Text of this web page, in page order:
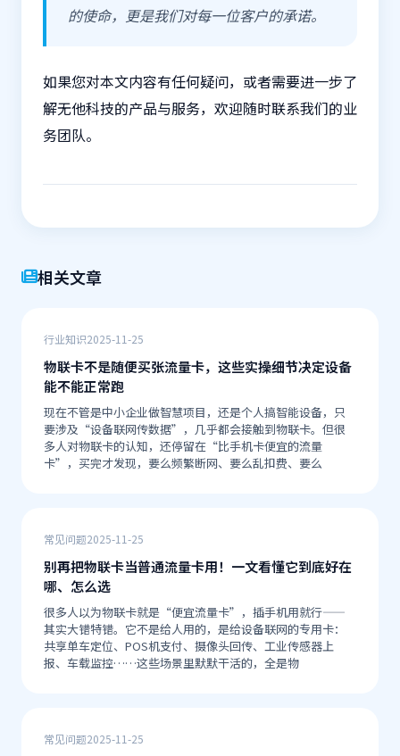
的使命，更是我们对每一位客户的承诺。
如果您对本文内容有任何疑问，或者需要进一步了
解无他科技的产品与服务，欢迎随时联系我们的业
务团队。
相关文章
行业知识2025-11-25
物联卡不是随便买张流量卡，这些实操细节决定设备
能不能正常跑
现在不管是中小企业做智慧项目，还是个人搞智能设备，只
要涉及“设备联网传数据”，几乎都会接触到物联卡。但很
多人对物联卡的认知，还停留在“比手机卡便宜的流量
卡”，买完才发现，要么频繁断网、要么乱扣费、要么
常见问题2025-11-25
别再把物联卡当普通流量卡用！一文看懂它到底好在
哪、怎么选
很多人以为物联卡就是“便宜流量卡”，插手机用就行——
其实大错特错。它不是给人用的，是给设备联网的专用卡：
共享单车定位、POS机支付、摄像头回传、工业传感器上
报、车载监控……这些场景里默默干活的，全是物
常见问题2025-11-25